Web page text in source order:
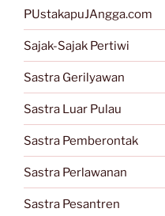
PUstakapuJAngga.com
Sajak-Sajak Pertiwi
Sastra Gerilyawan
Sastra Luar Pulau
Sastra Pemberontak
Sastra Perlawanan
Sastra Pesantren